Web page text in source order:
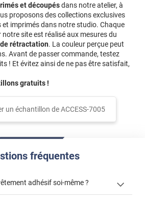
et découpésdans notre atelier, à
proposons des collections exclusives
et imprimés dans notre studio. Chaque
site est réalisé aux mesures du
rétractation. La couleur perçue peut
Avant de passer commande, testez
! Et évitez ainsi de ne pas être satisfait,
gratuits !
un échantillon deACCESS-7005
fréquentes
adhésif soi-même ?